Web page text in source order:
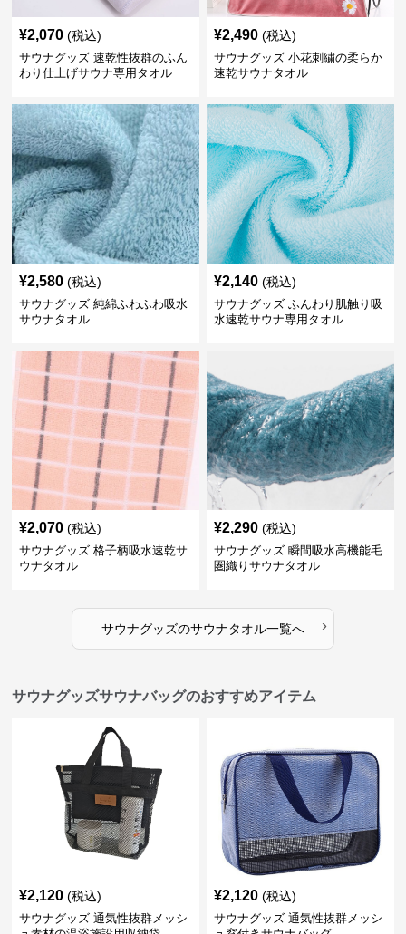
¥2,070 (税込)
サウナグッズ 速乾性抜群のふん
わり仕上げサウナ専用タオル
¥2,490 (税込)
サウナグッズ 小花刺繍の柔らか
速乾サウナタオル
¥2,580 (税込)
サウナグッズ 純綿ふわふわ吸水
サウナタオル
¥2,140 (税込)
サウナグッズ ふんわり肌触り吸
水速乾サウナ専用タオル
¥2,070 (税込)
サウナグッズ 格子柄吸水速乾サ
ウナタオル
¥2,290 (税込)
サウナグッズ 瞬間吸水高機能毛
圏織りサウナタオル
サウナグッズのサウナタオル一覧へ ›
サウナグッズサウナバッグのおすすめアイテム
¥2,120 (税込)
サウナグッズ 通気性抜群メッシ
¥2,120 (税込)
サウナグッズ 通気性抜群メッシ